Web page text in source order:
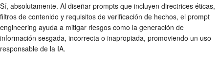
Sí, absolutamente. Al diseñar prompts que incluyen directrices éticas,
filtros de contenido y requisitos de verificación de hechos, el prompt
engineering ayuda a mitigar riesgos como la generación de
información sesgada, incorrecta o inapropiada, promoviendo un uso
responsable de la IA.